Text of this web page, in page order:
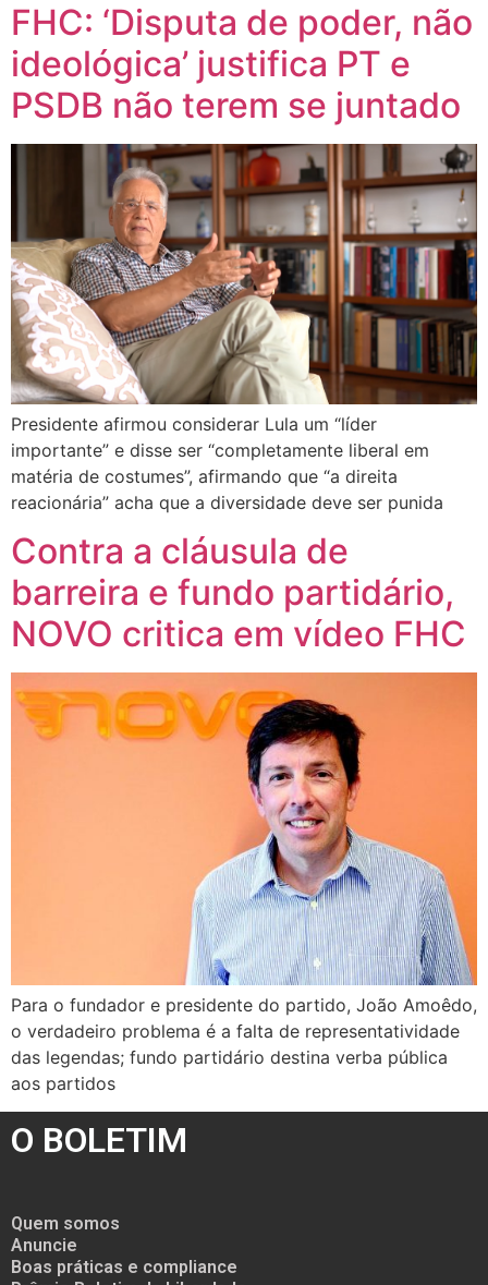
FHC: ‘Disputa de poder, não
ideológica’ justifica PT e
PSDB não terem se juntado
Presidente afirmou considerar Lula um “líder
importante” e disse ser “completamente liberal em
matéria de costumes”, afirmando que “a direita
reacionária” acha que a diversidade deve ser punida
Contra a cláusula de
barreira e fundo partidário,
NOVO critica em vídeo FHC
Para o fundador e presidente do partido, João Amoêdo,
o verdadeiro problema é a falta de representatividade
das legendas; fundo partidário destina verba pública
aos partidos
O BOLETIM
Quem somos
Anuncie
Boas práticas e compliance